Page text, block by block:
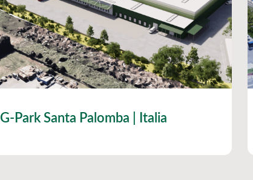
G-Park Santa Palomba | Italia